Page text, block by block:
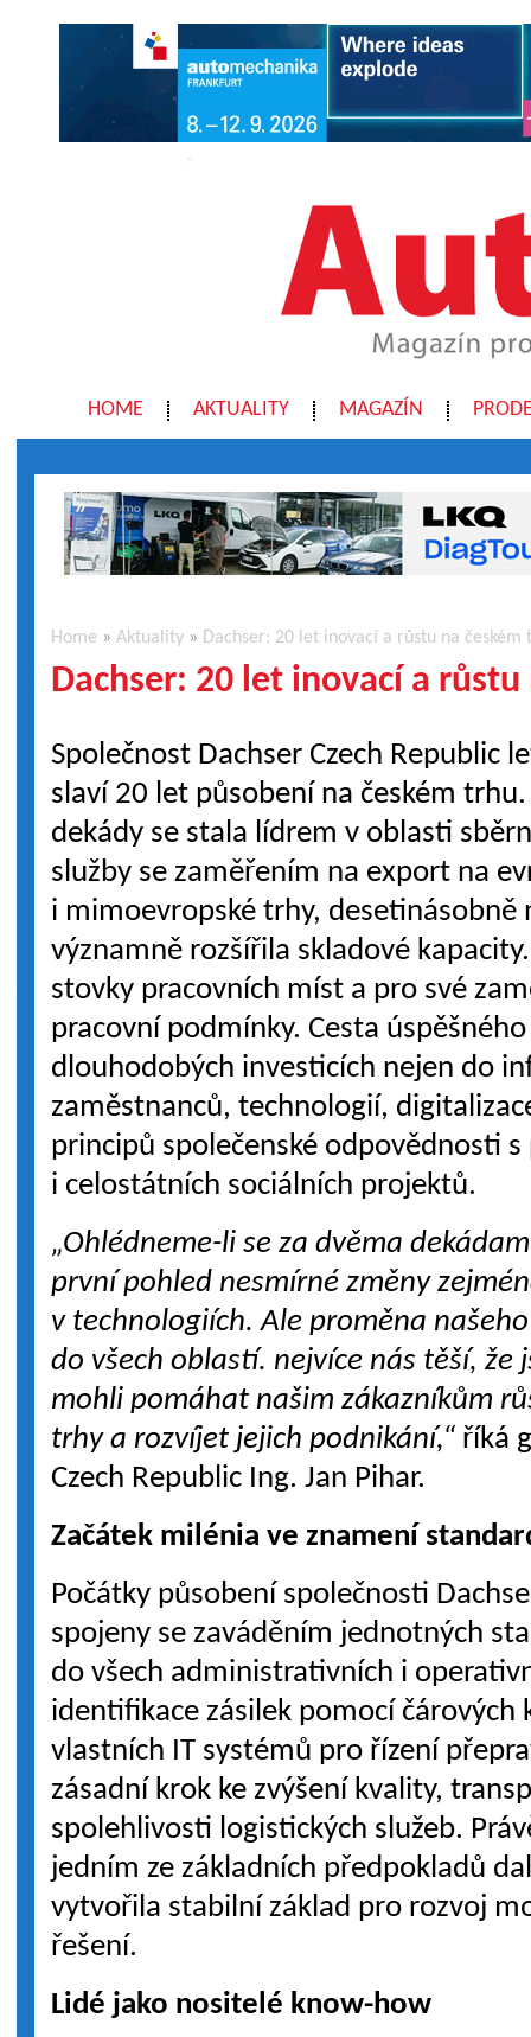
HOME AKTUALITY MAGAZÍN
Home »Aktuality » Dachser: 20 let inovací a růstu na českém
Dachser: 20 let inovací a
Společnost Dachser Czech Republic
slaví 20 let působení na českém trhu.
dekády se stala lídrem v oblasti
služby se zaměřením na export na
i mimoevropské trhy, desetinásobně
významně rozšířila skladové
stovky pracovních míst a pro své
pracovní podmínky. Cesta
dlouhodobých investicích nejen do
zaměstnanců, technologií,
principů společenské odpovědnosti
i celostátních sociálních projektů.
„Ohlédneme-li se za dvěma
první pohled nesmírné změny
v technologiích. Ale proměna
do všech oblastí. nejvíce nás těší, že
mohli pomáhat našim zákazníkům
trhy a rozvíjet jejich podnikání,“ říká
Czech Republic Ing. Jan
Začátek milénia ve znamení
Počátky působení společnosti
spojeny se zaváděním jednotných
do všech administrativních i
identifikace zásilek pomocí čárových
vlastních IT systémů pro řízení
zásadní krok ke zvýšení kvality,
spolehlivosti logistických služeb.
jedním ze základních předpokladů
vytvořila stabilní základ pro rozvoj
řešení.
Lidé jako nositelé know-how